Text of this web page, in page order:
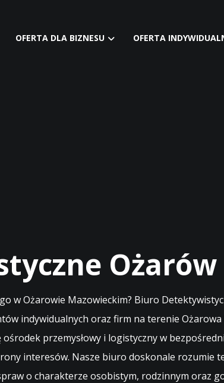
OFERTA DLA BIZNESU OFERTA
w Ożarowie Mazowieckim? Biuro
indywidualnych oraz firm na terenie
przemysłowy i logistyczny w
interesów. Nasze biuro doskonale rozumie
o charakterze osobistym, rodzinnym oraz